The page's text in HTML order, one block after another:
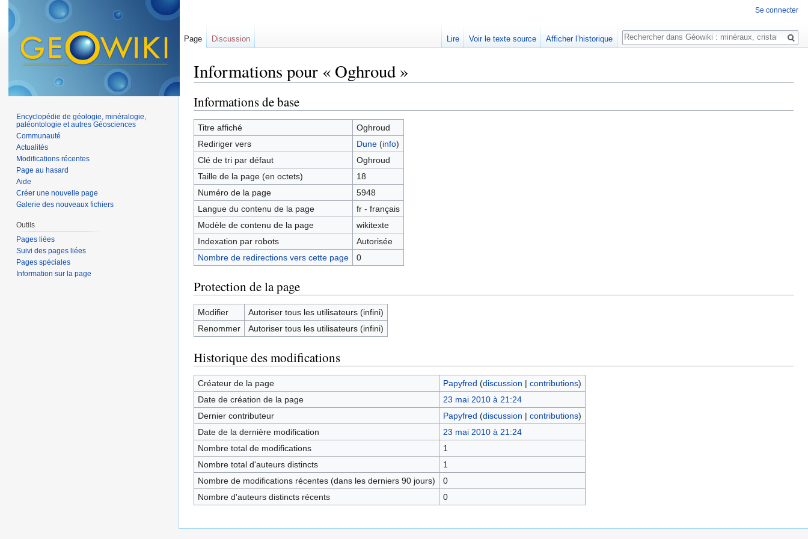
Informations pour « Oghroud »
Informations de base
Titre affiché
Oghroud
Rediriger vers
Dune(info)
Clé de tri par défaut
Oghroud
Taille de la page (en octets)
18
Numéro de la page
5948
Langue du contenu de la page
fr - français
Modèle de contenu de la page
wikitexte
Indexation par robots
Autorisée
Nombre de redirections vers cette page
0
Protection de la page
Modifier
Autoriser tous les utilisateurs (infini)
Renommer
Autoriser tous les utilisateurs (infini)
Historique des modifications
Créateur de la page Papyfred (discussion | contributions)
Date de création de la page
23 mai 2010 à 21:24
Dernier contributeur
Papyfred (discussion | contributions)
Date de la dernière modification
23 mai 2010 à 21:24
Nombre total de modifications
1
Nombre total d'auteurs distincts
1
Nombre de modifications récentes (dans les derniers 90 jours)
0
Nombre d'auteurs distincts récents
0
Se connecter
Page Discussion Lire Voir le texte source Afficher l’historique
Rechercher
Encyclopédie de géologie, minéralogie,
paléontologie et autres Géosciences
Communauté
Actualités
Modifications récentes
Page au hasard
Aide
Créer une nouvelle page
Galerie des nouveaux fichiers
Outils
Pages liées
Suivi des pages liées
Pages spéciales
Information sur la page